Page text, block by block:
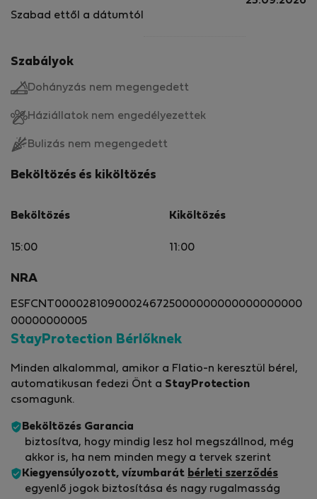
Szabad ettől a dátumtól
Szabályok
Dohányzás nem megengedett
Háziállatok nem engedélyezettek
Bulizás nem megengedett
Beköltözés és kiköltözés
Beköltözés
15:00
Kiköltözés
11:00
NRA
ESFCNT000028109000246725000000000000000000
00000000005
StayProtection Bérlőknek
Minden alkalommal, amikor a Flatio-n keresztül bérel,
automatikusan fedezi Önt a StayProtection
csomagunk.
Beköltözés Garancia
biztosítva, hogy mindig lesz hol megszállnod, még
akkor is, ha nem minden megy a tervek szerint
Kiegyensúlyozott, vízumbarát bérleti szerződés
egyenlő jogok biztosítása és nagy rugalmasság